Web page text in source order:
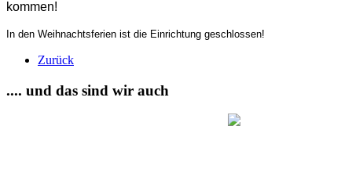
kommen!
In den Weihnachtsferien ist die Einrichtung geschlossen!
Zurück
.... und das sind wir auch